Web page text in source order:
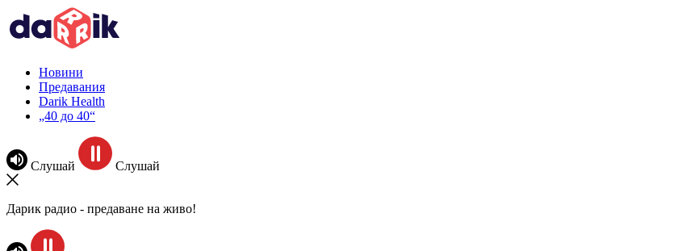
Новини
Предавания
Darik Health
„40 до 40“
Слушай Слушай
Дарик радио - предаване на живо!